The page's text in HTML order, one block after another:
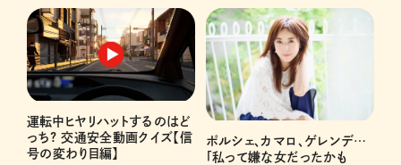
運転中ヒヤリハットするのはど
っち? 交通安全動画クイズ【信
号の変わり目編】
ポルシェ、カマロ、ゲレンデ…
「私って嫌な女だったかも